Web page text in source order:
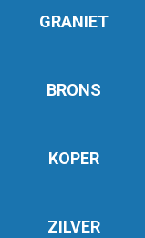
GRANIET
BRONS
KOPER
ZILVER